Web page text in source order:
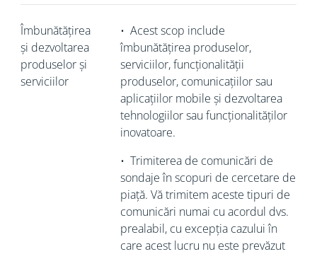
Îmbunătățirea
și dezvoltarea
produselor și
serviciilor
• Acest scop include
îmbunătățirea produselor,
serviciilor, funcționalității
produselor, comunicațiilor sau
aplicațiilor mobile și dezvoltarea
tehnologiilor sau funcționalităților
inovatoare.
• Trimiterea de comunicări de
sondaje în scopuri de cercetare de
piață. Vă trimitem aceste tipuri de
comunicări numai cu acordul dvs.
prealabil, cu excepția cazului în
care acest lucru nu este prevăzut